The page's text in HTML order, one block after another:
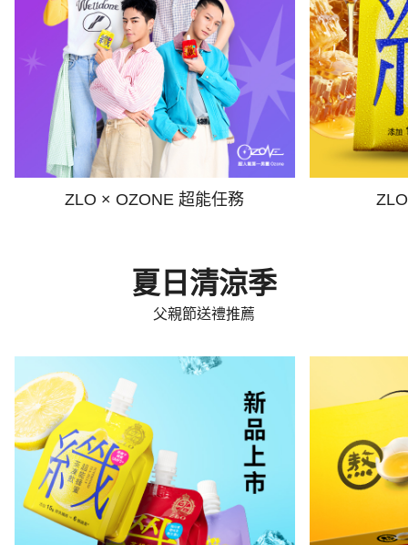
ZLO × OZONE 超能任務
夏日清涼季
父親節送禮推薦